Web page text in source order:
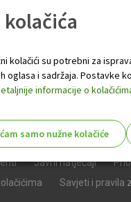
Javni natječaji
Savjeti i pravila
kolačići su potrebni za
i sadržaja. Postavke
informacije o
samo nužne kolačiće